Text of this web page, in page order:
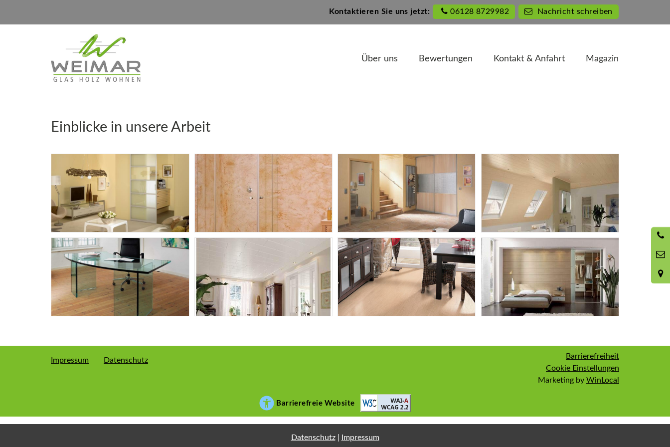
Kontaktieren Sie uns jetzt: 06128 8729982 Nachricht schreiben
Holz
Über uns Bewertungen Kontakt & Anfahrt Magazin
Weimar - Glas
Holz Wohnen
Einblicke in unsere Arbeit
Impressum Datenschutz
Barrierefreiheit
Cookie Einstellungen
Marketing by WinLocal
Barrierefreie Website
Datenschutz| Impressum